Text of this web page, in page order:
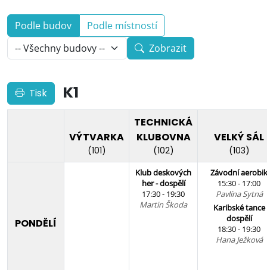
Podle budov
Podle místností
Zobrazit
Tisk K1
VÝTVARKA
(101)
TECHNICKÁ
KLUBOVNA
(102)
VELKÝ SÁL
(103)
PONDĚLÍ
Klub deskových
her - dospělí
17:30 - 19:30
Martin Škoda
Závodní aerobik
15:30 - 17:00
Pavlína Sytná
Karibské tance
dospělí
18:30 - 19:30
Hana Ježková